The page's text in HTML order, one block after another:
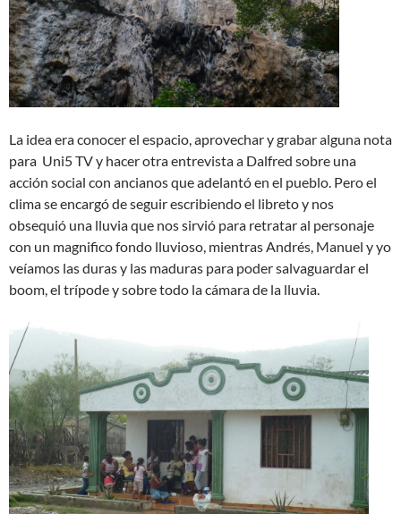
La idea era conocer el espacio, aprovechar y grabar alguna nota
para Uni5 TV y hacer otra entrevista a Dalfred sobre una
acción social con ancianos que adelantó en el pueblo. Pero el
clima se encargó de seguir escribiendo el libreto y nos
obsequió una lluvia que nos sirvió para retratar al personaje
con un magnifico fondo lluvioso, mientras Andrés, Manuel y yo
veíamos las duras y las maduras para poder salvaguardar el
boom, el trípode y sobre todo la cámara de la lluvia.